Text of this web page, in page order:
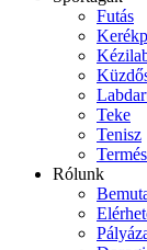
Futás
Teke
Tenisz
Rólunk